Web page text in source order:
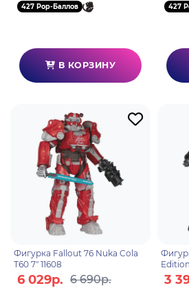
427 Pop-Баллов
В КОРЗИНУ
427
Фигурка Fallout 76 Nuka Cola
T60 7" 11608
6 029р. 6 690р.
Danse
3